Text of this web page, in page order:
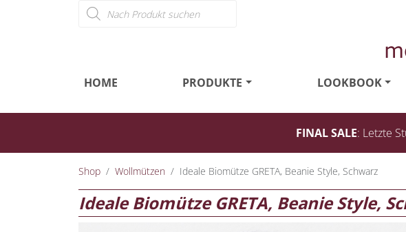
Products search
HOME PRODUKTE LOOKBOOK
FINAL SALE: Letzte
Shop Wollmützen Ideale Biomütze GRETA, Beanie Style, Schwarz
Ideale Biomütze GRETA, Beanie Style,